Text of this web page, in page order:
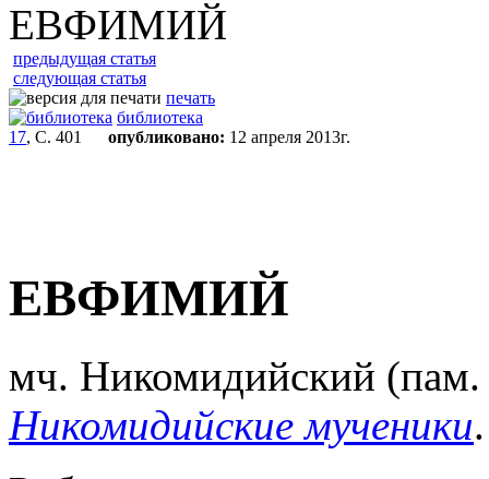
ЕВФИМИЙ
предыдущая статья
следующая статья
печать
библиотека
17, С. 401 опубликовано: 12 апреля 2013г.
ЕВФИМИЙ
мч. Никомидийский (пам.
Никомидийские мученики.